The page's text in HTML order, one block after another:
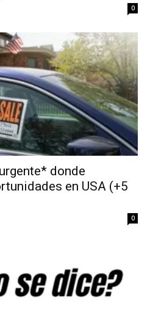
0
donde
en USA (+5
0